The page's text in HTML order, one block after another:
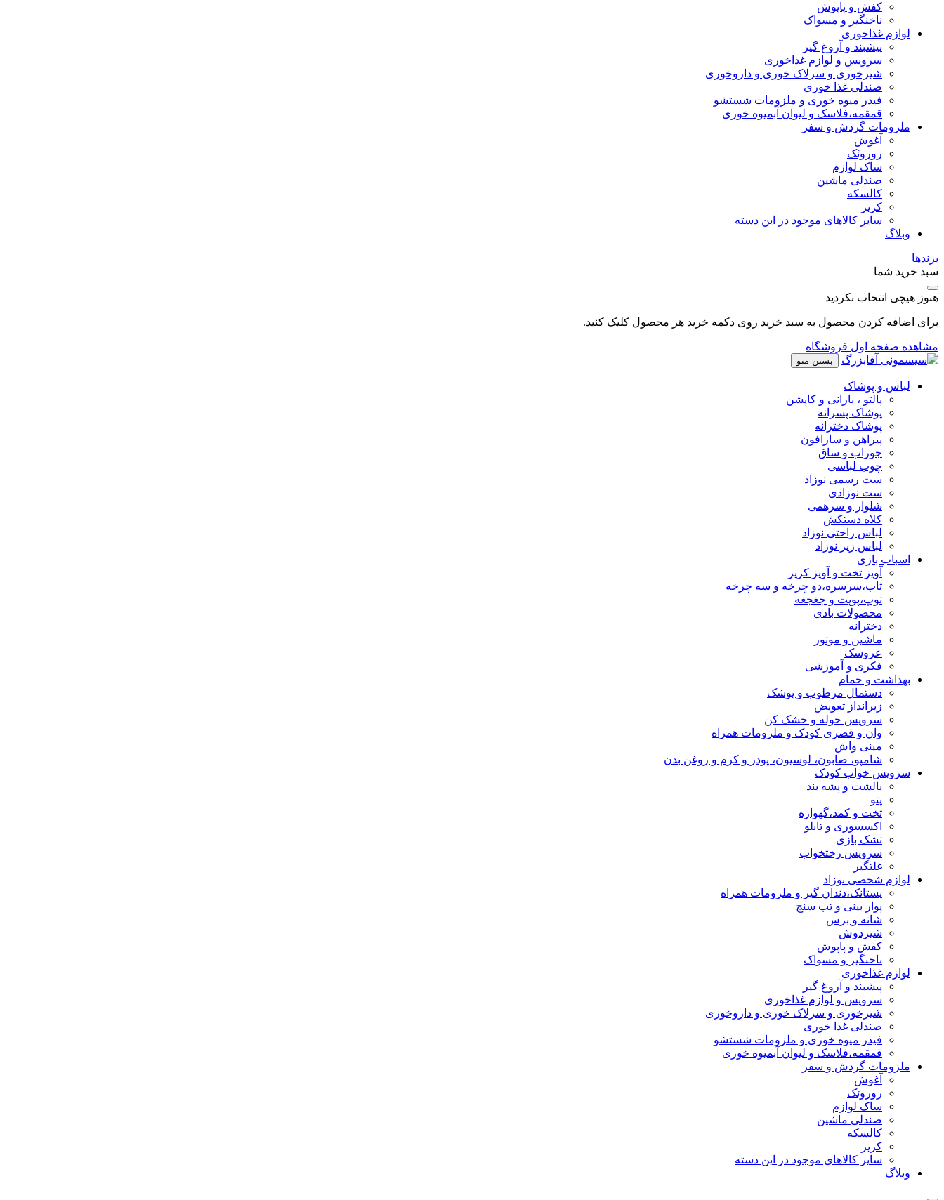
کفش و پاپوش
ناخنگیر و مسواک
لوازم غذاخوری
پیشبند و آروغ گیر
سرویس و لوازم غذاخوری
شیرخوری و سرلاک خوری و داروخوری
صندلی غذا خوری
فیدر میوه خوری و ملزومات شستشو
قمقمه،فلاسک و لیوان آبمیوه خوری
ملزومات گردش و سفر
آغوش
روروئک
ساک لوازم
صندلی ماشین
کالسکه
کریر
سایر کالاهای موجود در این دسته
وبلاگ
برندها
سبد خرید شما
هنوز هیچی انتخاب نکردید
برای اضافه کردن محصول به سبد خرید روی دکمه خرید هر محصول کلیک کنید.
مشاهده صفحه اول فروشگاه
بستن منو
لباس و پوشاک
پالتو ، بارانی و کاپشن
پوشاک پسرانه
پوشاک دخترانه
پیراهن و سارافون
جوراب و ساق
چوب لباسی
ست رسمی نوزاد
ست نوزادی
شلوار و سرهمی
کلاه دستکش
لباس راحتی نوزاد
لباس زیر نوزاد
اسباب بازی
آویز تخت و آویز کریر
تاب،سرسره،دو چرخه و سه چرخه
توپ،پوپت و جغجغه
محصولات بادی
دخترانه
ماشین و موتور
عروسک
فکری و آموزشی
بهداشت و حمام
دستمال مرطوب و پوشک
زیرانداز تعویض
سرویس حوله و خشک کن
وان و قصری کودک و ملزومات همراه
مینی واش
شامپو، صابون، لوسیون، پودر و کرم و روغن بدن
سرویس خواب کودک
بالشت و پشه بند
پتو
تخت و کمد،گهواره
اکسسوری و تابلو
تشک بازی
سرویس رختخواب
غلتگیر
لوازم شخصی نوزاد
پستانک،دندان گیر و ملزومات همراه
پوار بینی و تب سنج
شانه و برس
شیردوش
کفش و پاپوش
ناخنگیر و مسواک
لوازم غذاخوری
پیشبند و آروغ گیر
سرویس و لوازم غذاخوری
شیرخوری و سرلاک خوری و داروخوری
صندلی غذا خوری
فیدر میوه خوری و ملزومات شستشو
قمقمه،فلاسک و لیوان آبمیوه خوری
ملزومات گردش و سفر
آغوش
روروئک
ساک لوازم
صندلی ماشین
کالسکه
کریر
سایر کالاهای موجود در این دسته
وبلاگ